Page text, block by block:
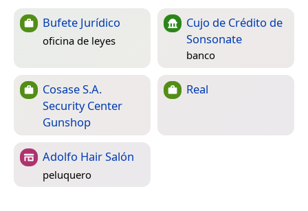
Bufete Jurídico
oficina de leyes
Cujo de Crédito de
Sonsonate
banco
Cosase S.A.
Security Center
Gunshop
Real
Adolfo Hair Salón
peluquero